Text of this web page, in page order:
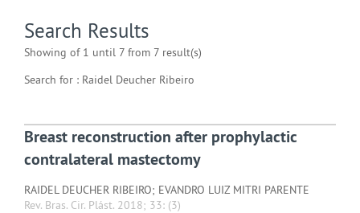
Search Results
Showing of 1 until 7 from 7 result(s)
Search for : Raidel Deucher Ribeiro
Breast reconstruction after prophylactic
contralateral mastectomy
RAIDEL DEUCHER RIBEIRO; EVANDRO LUIZ MITRI PARENTE
Rev. Bras. Cir. Plást. 2018; 33: (3)